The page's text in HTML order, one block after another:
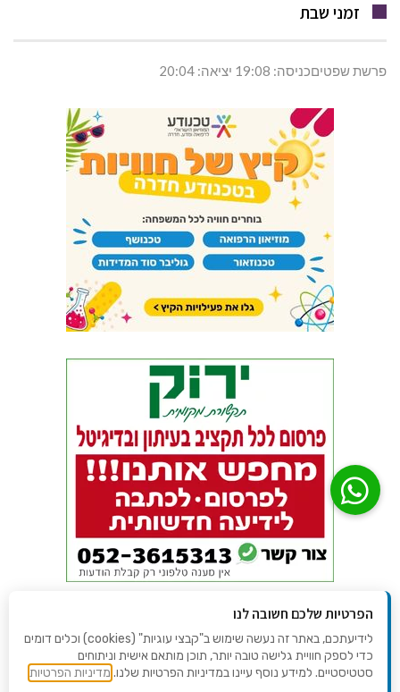
זמני שבת
פרשת שפטיםכניסה: 19:08 יציאה: 20:04
הפרטיות שלכם חשובה לנו
לידיעתכם, באתר זה נעשה שימוש ב"קבצי עוגיות" (cookies) וכלים דומים
כדי לספק חוויית גלישה טובה יותר, תוכן מותאם אישית וניתוחים
סטטיסטיים. למידע נוסף עיינו במדיניות הפרטיות שלנו. מדיניות הפרטיות